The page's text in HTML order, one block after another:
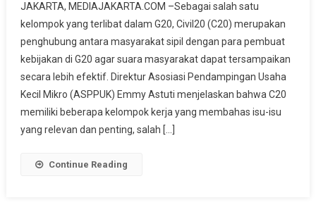
Optimis
Isu
GEDSI
Dibicarakan
Di
Forum
G20
JAKARTA, MEDIAJAKARTA.COM –Sebagai salah satu
kelompok yang terlibat dalam G20, Civil20 (C20) merupakan
penghubung antara masyarakat sipil dengan para pembuat
kebijakan di G20 agar suara masyarakat dapat tersampaikan
secara lebih efektif. Direktur Asosiasi Pendampingan Usaha
Kecil Mikro (ASPPUK) Emmy Astuti menjelaskan bahwa C20
memiliki beberapa kelompok kerja yang membahas isu-isu
yang relevan dan penting, salah […]
Continue Reading